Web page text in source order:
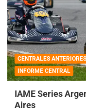
CENTRALES ANTERIORES
INFORME CENTRAL
IAME Series
Aires